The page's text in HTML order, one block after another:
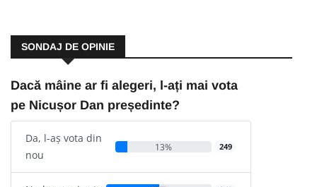
SONDAJ DE OPINIE
Dacă mâine ar fi alegeri, l-ați mai vota
pe Nicușor Dan președinte?
Da, l-aș vota din
nou
13% 249